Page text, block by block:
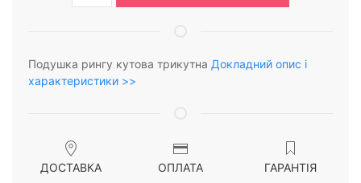
Подушка рингу кутова трикутна Докладний опис і
характеристики >>
ДОСТАВКА ОПЛАТА ГАРАНТІЯ